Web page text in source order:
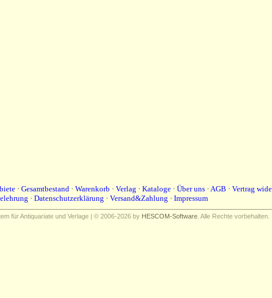
· Gesamtbestand · Warenkorb · Verlag · Kataloge · Über uns · AGB · Vertrag
· Datenschutzerklärung · Versand&Zahlung · Impressum
für Antiquariate und Verlage | © 2006-2026 by HESCOM-Software . Alle Rechte vorbehalten.